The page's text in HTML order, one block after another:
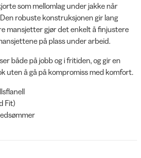
som mellomlag under jakke når
robuste konstruksjonen gir lang
mansjetter gjør det enkelt å finjustere
på plass under arbeid.
både på jobb og i fritiden, og gir en
uten å gå på kompromiss med komfort.
Fit)